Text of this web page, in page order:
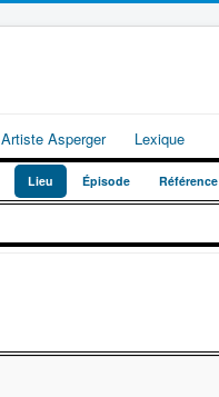
Artiste Asperger Lexique
Lieu Épisode Référence